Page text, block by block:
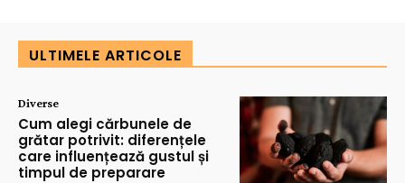
ULTIMELE ARTICOLE
Diverse
Cum alegi cărbunele de
grătar potrivit: diferențele
care influențează gustul și
timpul de preparare